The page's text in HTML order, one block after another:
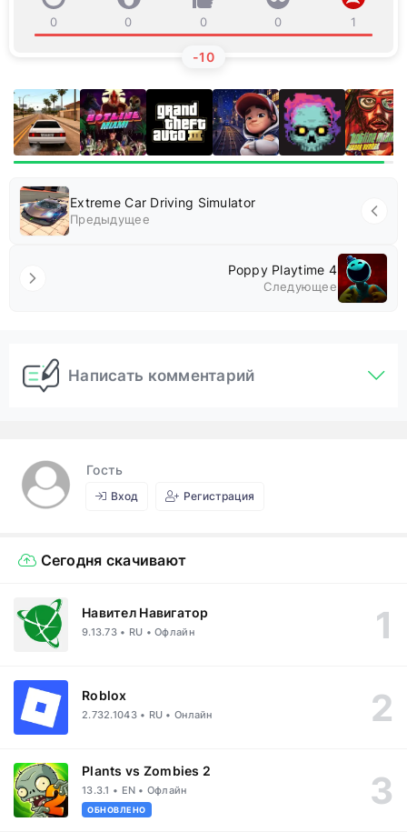
0 0 0 0 1
-10
Extreme Car Driving Simulator
Предыдущее
Poppy Playtime 4
Следующее
Написать комментарий
Гость
Вход Регистрация
Сегодня скачивают
Навител Навигатор
9.13.73 • RU • Офлайн
Roblox
2.732.1043 • RU • Онлайн
Plants vs Zombies 2
13.3.1 • EN • Офлайн
ОБНОВЛЕНО